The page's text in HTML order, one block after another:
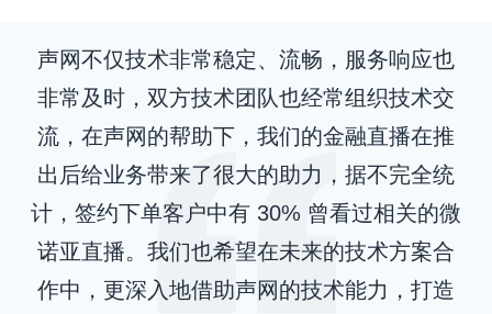
声网不仅技术非常稳定、流畅，服务响应也
非常及时，双方技术团队也经常组织技术交
流，在声网的帮助下，我们的金融直播在推
出后给业务带来了很大的助力，据不完全统
计，签约下单客户中有 30% 曾看过相关的微
诺亚直播。我们也希望在未来的技术方案合
作中，更深入地借助声网的技术能力，打造